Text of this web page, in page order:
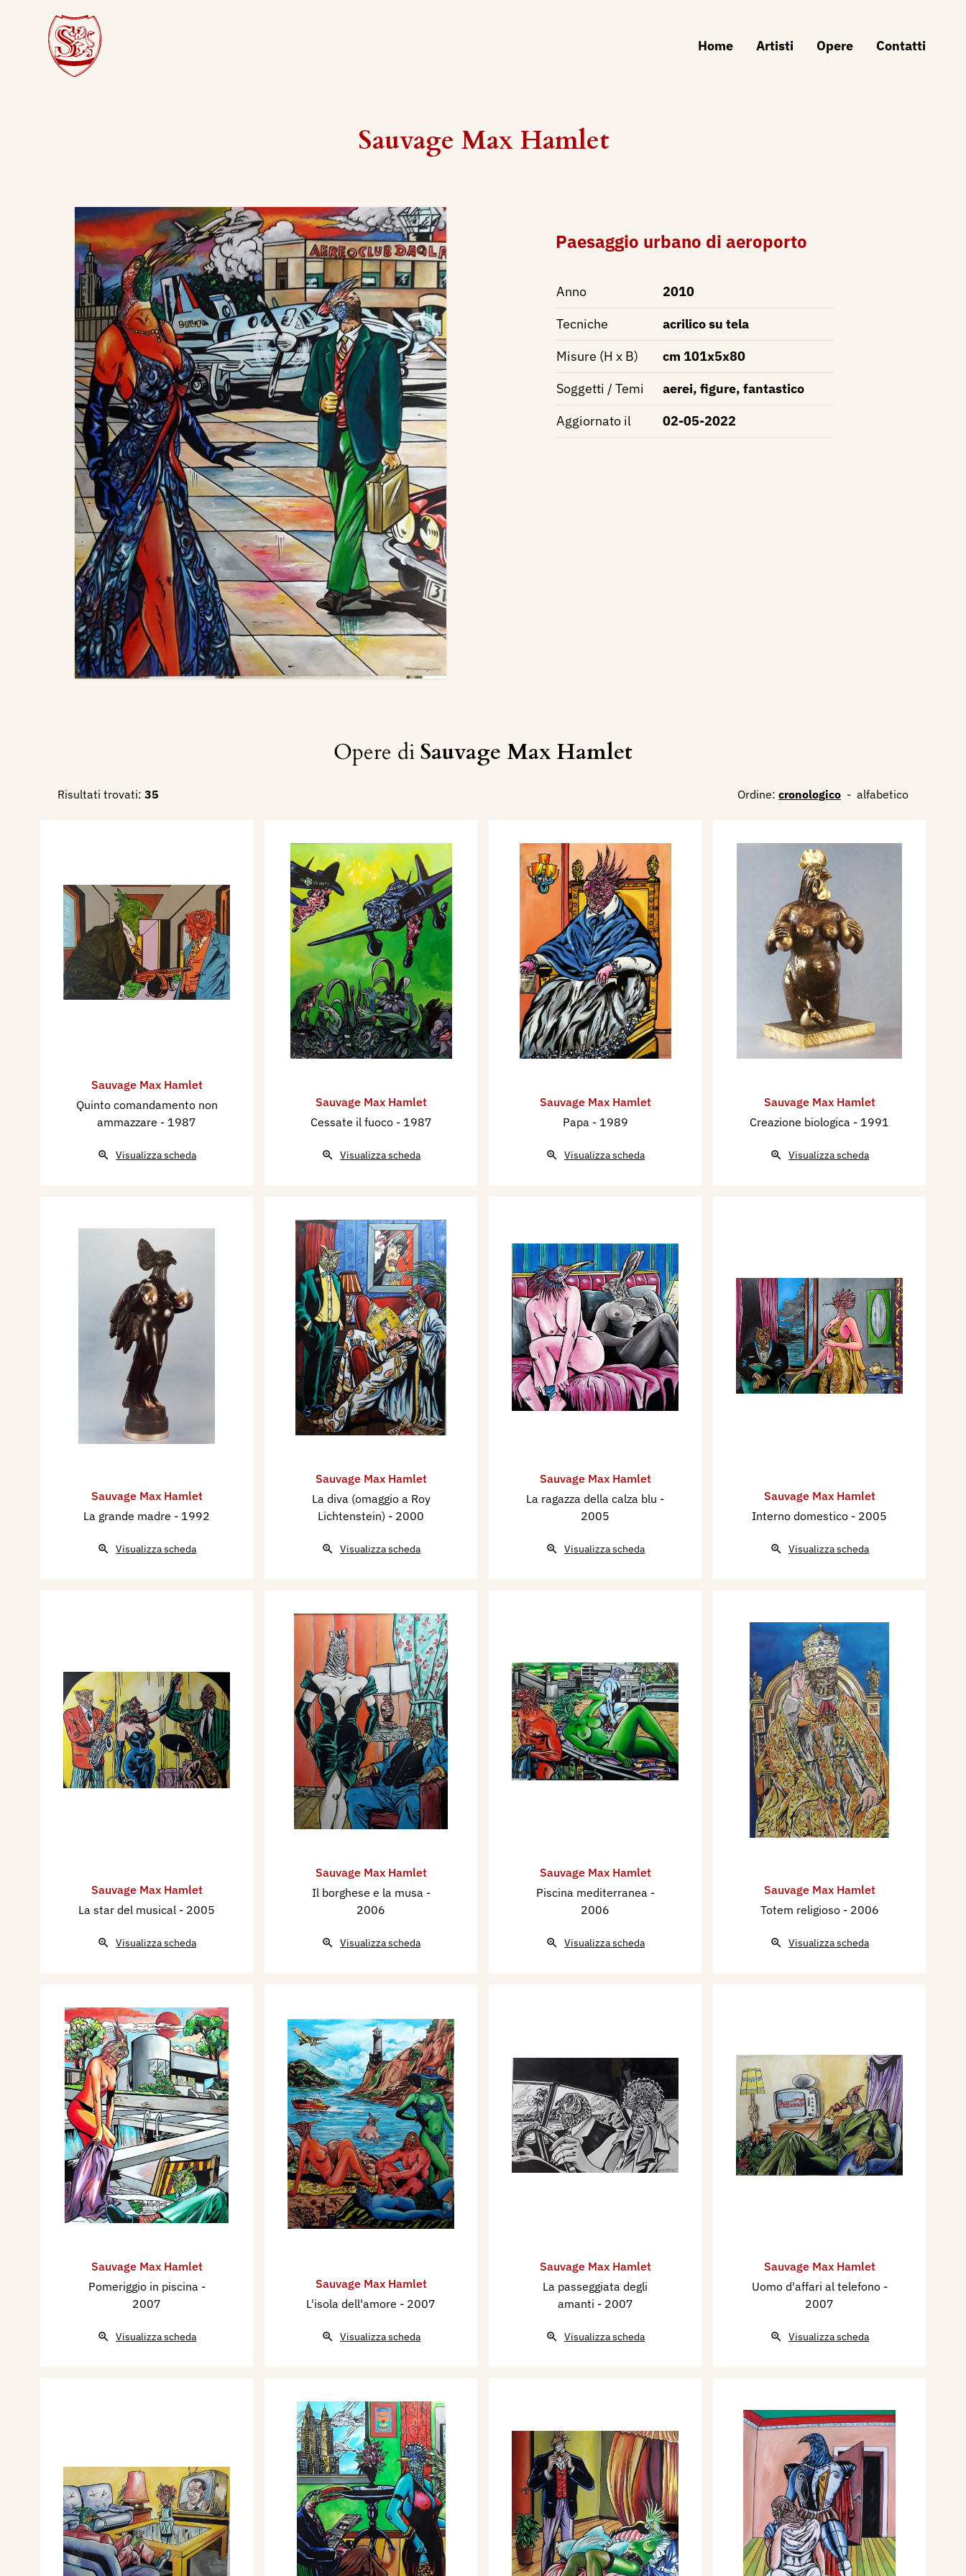
Home Artisti Opere Contatti
Sauvage Max Hamlet
Paesaggio urbano di aeroporto
Anno
2010
Tecniche
acrilico su tela
Misure (H x B)
cm 101x5x80
Soggetti / Temi
aerei, figure, fantastico
Aggiornato il
02-05-2022
Opere diSauvage Max Hamlet
Risultati trovati: 35 Ordine: cronologico - alfabetico
Sauvage Max Hamlet
Quinto comandamento non
ammazzare - 1987
Visualizza scheda
Sauvage Max Hamlet
Cessate il fuoco - 1987
Visualizza scheda
Sauvage Max Hamlet
Papa - 1989
Visualizza scheda
Sauvage Max Hamlet
Creazione biologica - 1991
Visualizza scheda
Sauvage Max Hamlet
La grande madre - 1992
Visualizza scheda
Sauvage Max Hamlet
La diva (omaggio a Roy
Lichtenstein) - 2000
Visualizza scheda
Sauvage Max Hamlet
La ragazza della calza blu -
2005
Visualizza scheda
Sauvage Max Hamlet
Interno domestico - 2005
Visualizza scheda
Sauvage Max Hamlet
La star del musical - 2005
Visualizza scheda
Sauvage Max Hamlet
Il borghese e la musa -
2006
Visualizza scheda
Sauvage Max Hamlet
Piscina mediterranea -
2006
Visualizza scheda
Sauvage Max Hamlet
Totem religioso - 2006
Visualizza scheda
Sauvage Max Hamlet
Pomeriggio in piscina -
2007
Visualizza scheda
Sauvage Max Hamlet
L'isola dell'amore - 2007
Visualizza scheda
Sauvage Max Hamlet
La passeggiata degli
amanti - 2007
Visualizza scheda
Sauvage Max Hamlet
Uomo d'affari al telefono -
2007
Visualizza scheda